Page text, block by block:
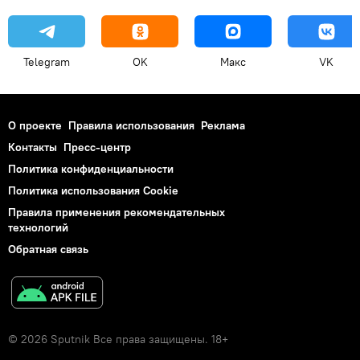
Telegram OK Макс VK
О проекте Правила использования Реклама
Контакты Пресс-центр
Политика конфиденциальности
Политика использования Cookie
Правила применения рекомендательных
технологий
Обратная связь
© 2026 Sputnik Все права защищены. 18+